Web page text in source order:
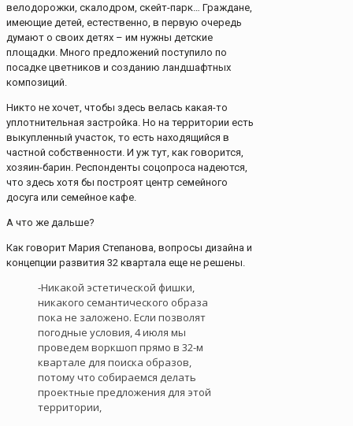
велодорожки, скалодром, скейт-парк… Граждане,
имеющие детей, естественно, в первую очередь
думают о своих детях – им нужны детские
площадки. Много предложений поступило по
посадке цветников и созданию ландшафтных
композиций.
Никто не хочет, чтобы здесь велась какая-то
уплотнительная застройка. Но на территории есть
выкупленный участок, то есть находящийся в
частной собственности. И уж тут, как говорится,
хозяин-барин. Респонденты соцопроса надеются,
что здесь хотя бы построят центр семейного
досуга или семейное кафе.
А что же дальше?
Как говорит Мария Степанова, вопросы дизайна и
концепции развития 32 квартала еще не решены.
-Никакой эстетической фишки,
никакого семантического образа
пока не заложено. Если позволят
погодные условия, 4 июля мы
проведем воркшоп прямо в 32-м
квартале для поиска образов,
потому что собираемся делать
проектные предложения для этой
территории,